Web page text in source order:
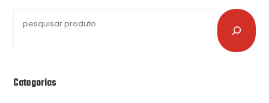
Categorias